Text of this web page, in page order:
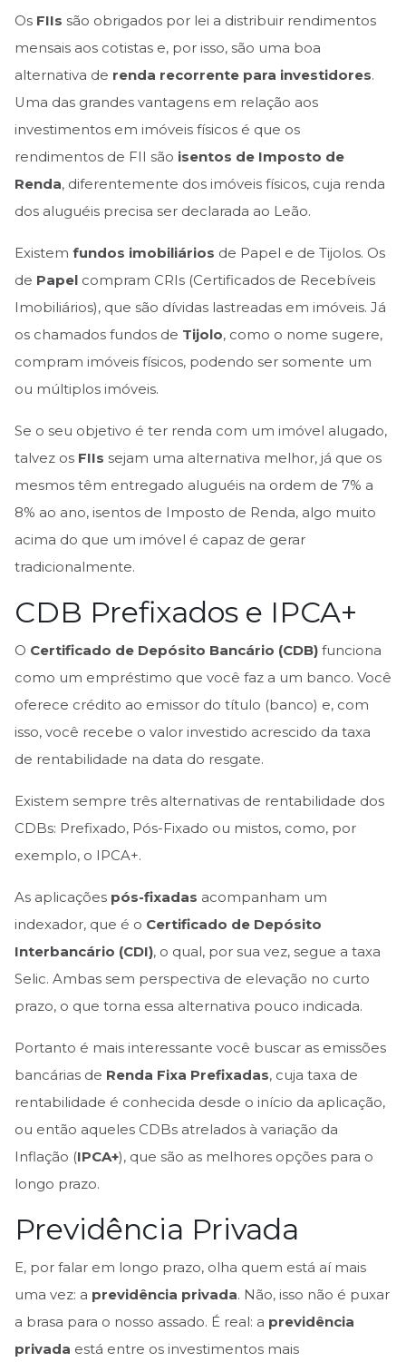
Os FIIs são obrigados por lei a distribuir rendimentos
mensais aos cotistas e, por isso, são uma boa
alternativa de renda recorrente para investidores.
Uma das grandes vantagens em relação aos
investimentos em imóveis físicos é que os
rendimentos de FII são isentos de Imposto de
Renda, diferentemente dos imóveis físicos, cuja renda
dos aluguéis precisa ser declarada ao Leão.
Existem fundos imobiliários de Papel e de Tijolos. Os
de Papel compram CRIs (Certificados de Recebíveis
Imobiliários), que são dívidas lastreadas em imóveis. Já
os chamados fundos de Tijolo, como o nome sugere,
compram imóveis físicos, podendo ser somente um
ou múltiplos imóveis.
Se o seu objetivo é ter renda com um imóvel alugado,
talvez os FIIs sejam uma alternativa melhor, já que os
mesmos têm entregado aluguéis na ordem de 7% a
8% ao ano, isentos de Imposto de Renda, algo muito
acima do que um imóvel é capaz de gerar
tradicionalmente.
CDB Prefixados e IPCA+
O Certificado de Depósito Bancário (CDB) funciona
como um empréstimo que você faz a um banco. Você
oferece crédito ao emissor do título (banco) e, com
isso, você recebe o valor investido acrescido da taxa
de rentabilidade na data do resgate.
Existem sempre três alternativas de rentabilidade dos
CDBs: Prefixado, Pós-Fixado ou mistos, como, por
exemplo, o IPCA+.
As aplicações pós-fixadas acompanham um
indexador, que é o Certificado de Depósito
Interbancário (CDI), o qual, por sua vez, segue a taxa
Selic. Ambas sem perspectiva de elevação no curto
prazo, o que torna essa alternativa pouco indicada.
Portanto é mais interessante você buscar as emissões
bancárias de Renda Fixa Prefixadas, cuja taxa de
rentabilidade é conhecida desde o início da aplicação,
ou então aqueles CDBs atrelados à variação da
Inflação (IPCA+), que são as melhores opções para o
longo prazo.
Previdência Privada
E, por falar em longo prazo, olha quem está aí mais
uma vez: a previdência privada. Não, isso não é puxar
a brasa para o nosso assado. É real: a previdência
privada está entre os investimentos mais